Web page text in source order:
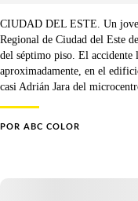
CIUDAD DEL ESTE. Un
Regional de Ciudad del Este
del séptimo piso. El accidente
aproximadamente, en el
casi Adrián Jara del
POR ABC COLOR